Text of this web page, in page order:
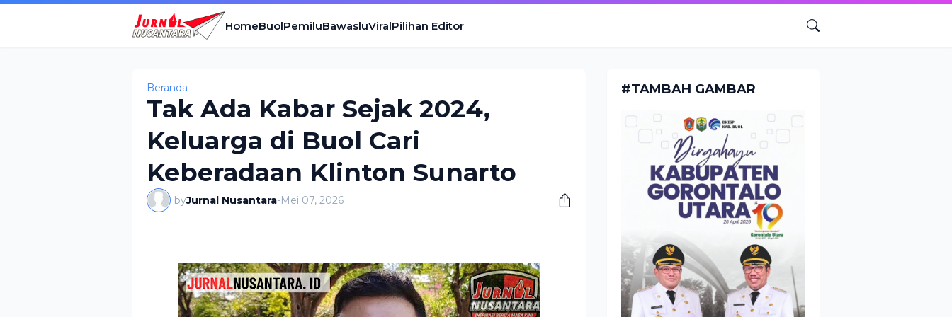
HomeBuolPemiluBawasluViralPilihan Editor
Beranda
Tak Ada Kabar Sejak 2024,
Keluarga di Buol Cari
Keberadaan Klinton Sunarto
byJurnal Nusantara-Mei 07, 2026
#TAMBAH GAMBAR